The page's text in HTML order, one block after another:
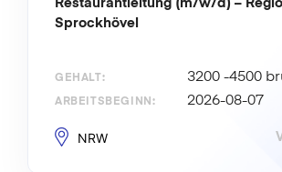
Restaurantleitung (m/w/d) –
Sprockhövel
GEHALT:
3200 -4500
nach Fähigkeiten
ARBEITSBEGINN: 2026-08-07
NRW